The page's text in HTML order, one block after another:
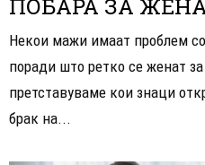
ПОБАРА ЗА
Некои мажи имаат проблем
поради што ретко се женат
претставуваме кои знаци
брак на...